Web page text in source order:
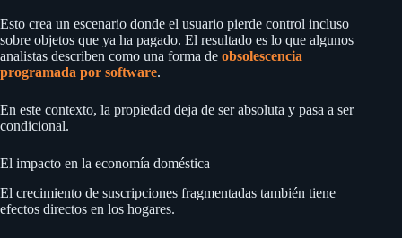
Esto crea un escenario donde el usuario pierde control incluso
sobre objetos que ya ha pagado. El resultado es lo que algunos
analistas describen como una forma de obsolescencia
programada por software.
En este contexto, la propiedad deja de ser absoluta y pasa a ser
condicional.
El impacto en la economía doméstica
El crecimiento de suscripciones fragmentadas también tiene
efectos directos en los hogares.